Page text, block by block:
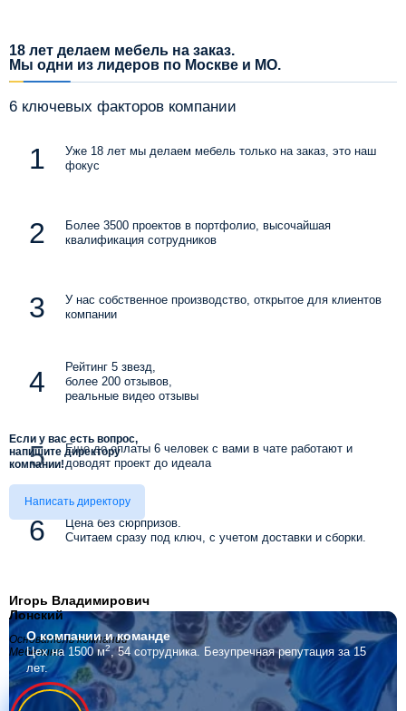
18 лет делаем мебель на заказ.
Мы одни из лидеров по Москве и МО.
6 ключевых факторов компании
Уже 18 лет мы делаем мебель только на заказ, это наш
фокус
Более 3500 проектов в портфолио, высочайшая
квалификация сотрудников
У нас собственное производство, открытое для клиентов
компании
Рейтинг 5 звезд,
более 200 отзывов,
реальные видео отзывы
Еще до оплаты 6 человек с вами в чате работают и
доводят проект до идеала
Цена без сюрпризов.
Считаем сразу под ключ, с учетом доставки и сборки.
Если у вас есть вопрос,
напишите директору
компании!
Написать директору
Игорь Владимирович
Лонский
Основатель компании
Мебелино
О компаниии команде
Цех на 1500 м2, 54 сотрудника. Безупречная репутация за 15
лет.